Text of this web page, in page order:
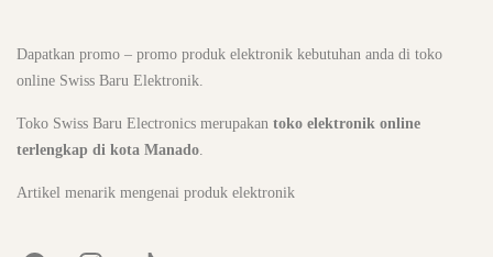
Dapatkan promo – promo produk elektronik kebutuhan anda di toko
online Swiss Baru Elektronik.
Toko Swiss Baru Electronics merupakan toko elektronik online
terlengkap di kota Manado.
Artikel menarik mengenai produk elektronik